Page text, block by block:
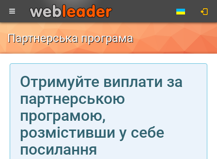
Партнерська програма
Отримуйте виплати за
партнерською
програмою,
розмістивши у себе
посилання